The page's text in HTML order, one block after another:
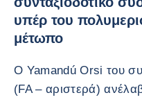
υπέρ του
μέτωπο
Ο Yamandú Orsi του
(FA – αριστερά)